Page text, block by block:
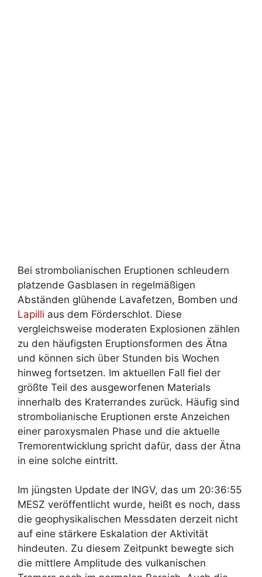
Bei strombolianischen Eruptionen schleudern
platzende Gasblasen in regelmäßigen
Abständen glühende Lavafetzen, Bomben und
Lapilli aus dem Förderschlot. Diese
vergleichsweise moderaten Explosionen zählen
zu den häufigsten Eruptionsformen des Ätna
und können sich über Stunden bis Wochen
hinweg fortsetzen. Im aktuellen Fall fiel der
größte Teil des ausgeworfenen Materials
innerhalb des Kraterrandes zurück. Häufig sind
strombolianische Eruptionen erste Anzeichen
einer paroxysmalen Phase und die aktuelle
Tremorentwicklung spricht dafür, dass der Ätna
in eine solche eintritt.
Im jüngsten Update der INGV, das um 20:36:55
MESZ veröffentlicht wurde, heißt es noch, dass
die geophysikalischen Messdaten derzeit nicht
auf eine stärkere Eskalation der Aktivität
hindeuten. Zu diesem Zeitpunkt bewegte sich
die mittlere Amplitude des vulkanischen